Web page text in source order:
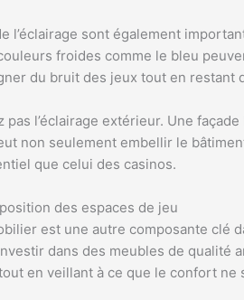
l’éclairage sont également
froides comme le bleu
du bruit des jeux tout en restant
pas l’éclairage extérieur. Une
non seulement embellir le
que celui des casinos.
des espaces de jeu
est une autre composante clé
dans des meubles de qualité
en veillant à ce que le confort ne